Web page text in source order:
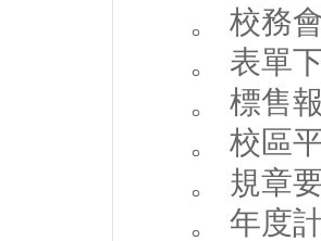
。 校務
。 表單
。 標售
。 校區
。 規章
。 年度